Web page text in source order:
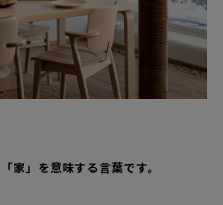
」を意味する言葉です。